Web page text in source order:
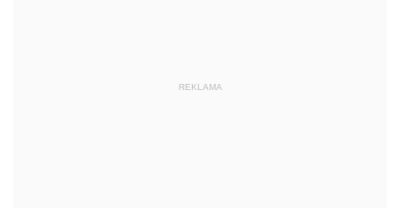
REKLAMA